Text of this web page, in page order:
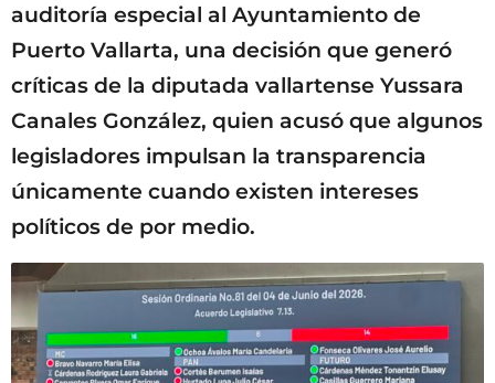
auditoría especial al Ayuntamiento de
Puerto Vallarta, una decisión que generó
críticas de la diputada vallartense Yussara
Canales González, quien acusó que algunos
legisladores impulsan la transparencia
únicamente cuando existen intereses
políticos de por medio.